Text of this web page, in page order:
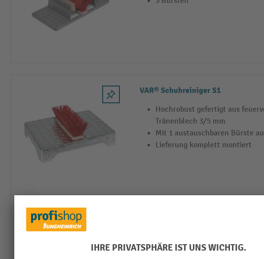
VAR® Schuhreiniger S1
Hochrobust gefertigt aus
Tränenblech 3/5 mm
Mit 1 austauschbaren Bürste
Lieferung komplett montiert
Hochrobust gefertigt aus
mm